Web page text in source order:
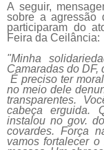
A seguir,
sobre a agressão
participaram do
Feira da Ceilância:
"Minha
Camaradas do DF,
É preciso ter
no meio dele
transparentes.
cabeça erguida.
instalou no gov.
covardes. Força
vamos fortalecer